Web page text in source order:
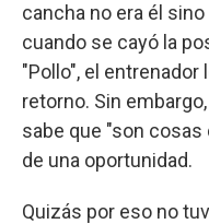
cancha no era él
cuando se cayó la
"Pollo", el entrenador
retorno. Sin
sabe que "son
de una oportunidad.
Quizás por eso no